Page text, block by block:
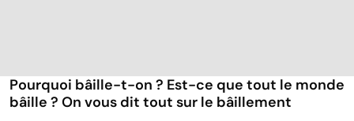
Pourquoi bâille-t-on ? Est-ce que tout le monde
bâille ? On vous dit tout sur le bâillement